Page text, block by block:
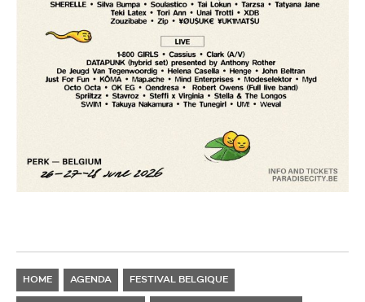
HOME AGENDA FESTIVAL BELGIQUE